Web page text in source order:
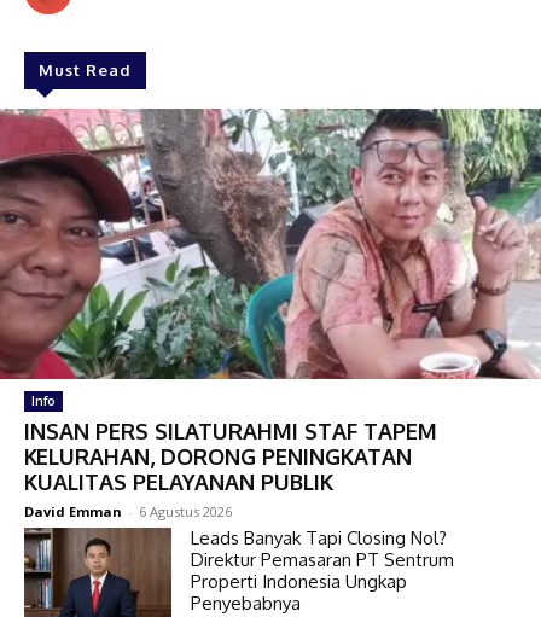
Must Read
Info
INSAN PERS SILATURAHMI STAF TAPEM
KELURAHAN, DORONG PENINGKATAN
KUALITAS PELAYANAN PUBLIK
David Emman - 6 Agustus 2026
Leads Banyak Tapi Closing Nol?
Direktur Pemasaran PT Sentrum
Properti Indonesia Ungkap
Penyebabnya